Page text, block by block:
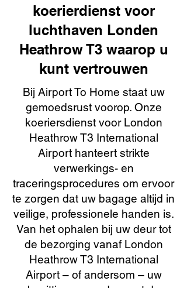
koerierdienst voor
luchthaven Londen
Heathrow T3 waarop u
kunt vertrouwen
Bij Airport To Home staat uw
gemoedsrust voorop. Onze
koeriersdienst voor London
Heathrow T3 International
Airport hanteert strikte
verwerkings- en
traceringsprocedures om ervoor
te zorgen dat uw bagage altijd in
veilige, professionele handen is.
Van het ophalen bij uw deur tot
de bezorging vanaf London
Heathrow T3 International
Airport – of andersom – uw